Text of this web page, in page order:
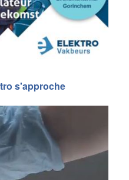
s'approche